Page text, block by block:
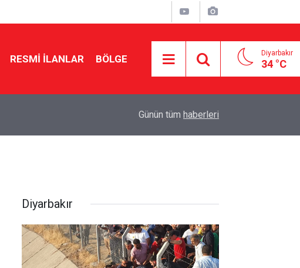
RESMI İLANLAR BÖLGE Diyarbakır
34 °C
DEM Parti ihraç etmişti: Şırnak’ta imar gerginliği
Günün tüm haberleri
Diyarbakır